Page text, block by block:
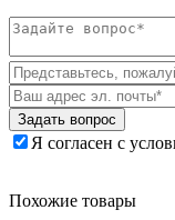
Задать вопрос
Я согласен с
Похожие товары